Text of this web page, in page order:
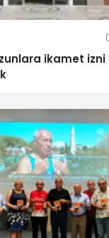
ikamet izni